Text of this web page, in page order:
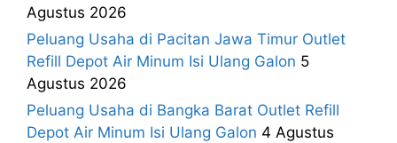
Agustus 2026
Peluang Usaha di Pacitan Jawa Timur Outlet
Refill Depot Air Minum Isi Ulang Galon 5
Agustus 2026
Peluang Usaha di Bangka Barat Outlet Refill
Depot Air Minum Isi Ulang Galon 4 Agustus